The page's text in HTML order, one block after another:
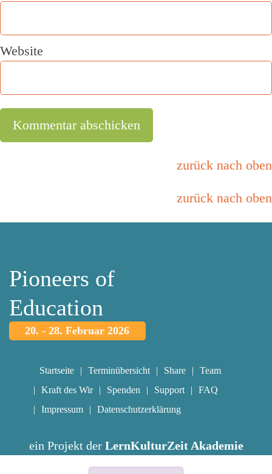
Website
zurück nach oben
zurück nach oben
Pioneers of
Education
20. - 28. Februar 2026
Startseite Terminübersicht Share
Team
Kraft des Wir
Spenden Support
FAQ
Impressum
Datenschutzerklärung
ein Projekt der LernKulturZeit Akademie